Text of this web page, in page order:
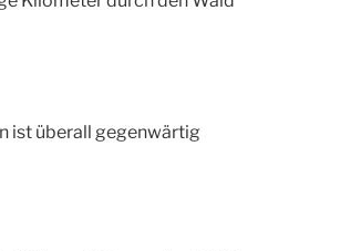
ist überall gegenwärtig